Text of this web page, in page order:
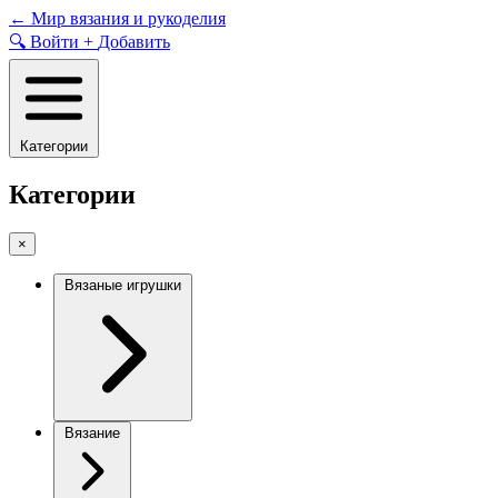
Skip
to
content
← Мир вязания и рукоделия
🔍 Войти + Добавить
Категории
Категории
×
Вязаные игрушки
Вязание